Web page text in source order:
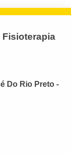
Fisioterapia
Do Rio Preto -